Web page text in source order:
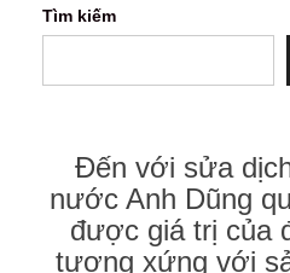
Tìm kiếm
Đến với sửa
nước Anh Dũng
được giá trị của
tương xứng với